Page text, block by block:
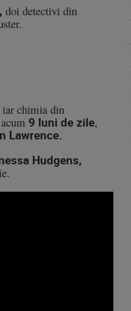
doi detectivi din
iar chimia din
9 luni de zile,
Lawrence.
Hudgens,